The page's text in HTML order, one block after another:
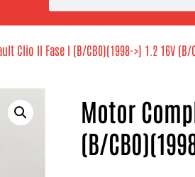
Clio II Fase I (B/CB0)(1998->) 1.2 16V (B/
Motor
(B/